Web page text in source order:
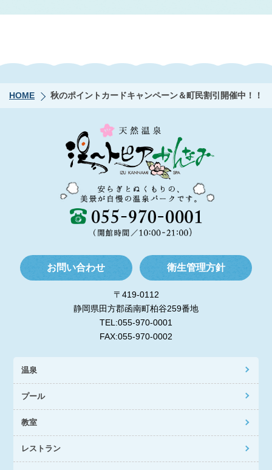
HOME 秋のポイントカードキャンペーン＆町民割引開催中！！
お問い合わせ 衛生管理方針
〒419-0112
静岡県田方郡函南町柏谷259番地
TEL:055-970-0001
FAX:055-970-0002
温泉
プール
教室
レストラン